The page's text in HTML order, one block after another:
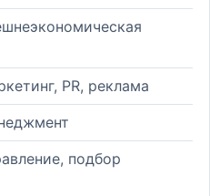
PR, реклама
подбор